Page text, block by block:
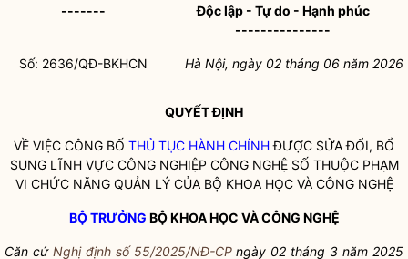
-------
Độc lập - Tự do - Hạnh phúc
---------------
Số: 2636/QĐ-BKHCN Hà Nội, ngày 02 tháng 06 năm 2026
QUYẾT ĐỊNH
VỀ VIỆC CÔNG BỐ THỦ TỤC HÀNH CHÍNHĐƯỢC SỬA ĐỔI, BỔ
SUNG LĨNH VỰC CÔNG NGHIỆP CÔNG NGHỆ SỐ THUỘC PHẠM
VI CHỨC NĂNG QUẢN LÝ CỦA BỘ KHOA HỌC VÀ CÔNG NGHỆ
BỘ TRƯỞNG BỘ KHOA HỌC VÀ CÔNG NGHỆ
Căn cứ Nghị định số 55/2025/NĐ-CPngày 02 tháng 3 năm 2025